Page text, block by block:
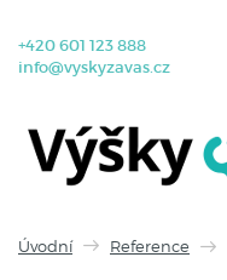
+420 601 123 888
info@vyskyzavas.cz
Úvodní Reference